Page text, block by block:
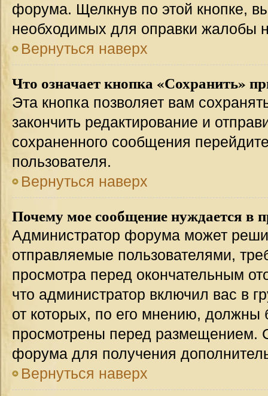
форума. Щелкнув по этой кнопке,
необходимых для оправки жалобы
Вернуться наверх
Что означает кнопка «Сохранить»
Эта кнопка позволяет вам
закончить редактирование и
сохраненного сообщения
пользователя.
Вернуться наверх
Почему мое сообщение нуждается в
Администратор форума может
отправляемые пользователями,
просмотра перед окончательным
что администратор включил вас в
от которых, по его мнению, должны
просмотрены перед размещением.
форума для получения
Вернуться наверх